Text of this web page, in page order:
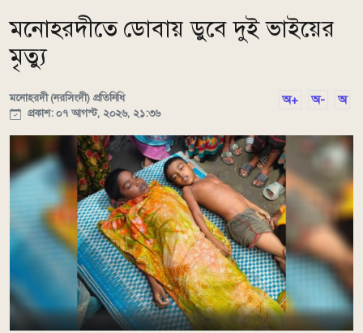
মনোহরদীতে ডোবায় ডুবে দুই ভাইয়ের
মৃত্যু
মনোহরদী (নরসিংদী) প্রতিনিধি
প্রকাশ: ০৭ আগস্ট, ২০২৬, ২১:৩৬
অ+ অ- অ